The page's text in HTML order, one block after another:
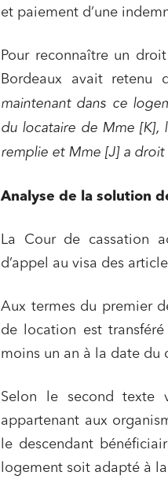
et paiement d’une
Pour reconnaître un
Bordeaux avait retenu
maintenant dans ce
du locataire de Mme [K],
remplie et Mme [J] a
Analyse de la solution
La Cour de cassation
d’appel au visa des
Aux termes du premier
de location est
moins un an à la date du
Selon le second texte
appartenant aux
le descendant
logement soit adapté à
Media et édition
Mobilité et transport
Droit du numérique,
Projets immobiliers
Urbanisme et
Droit des sociétés et
Acquisitions